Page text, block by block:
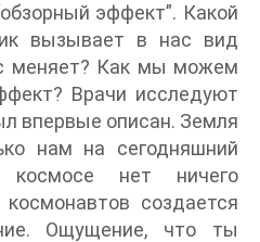
эффект”. Какой
вызывает в нас вид
меняет? Как мы можем
Врачи исследуют
впервые описан. Земля
нам на сегодняшний
нет ничего
создается
Ощущение, что ты